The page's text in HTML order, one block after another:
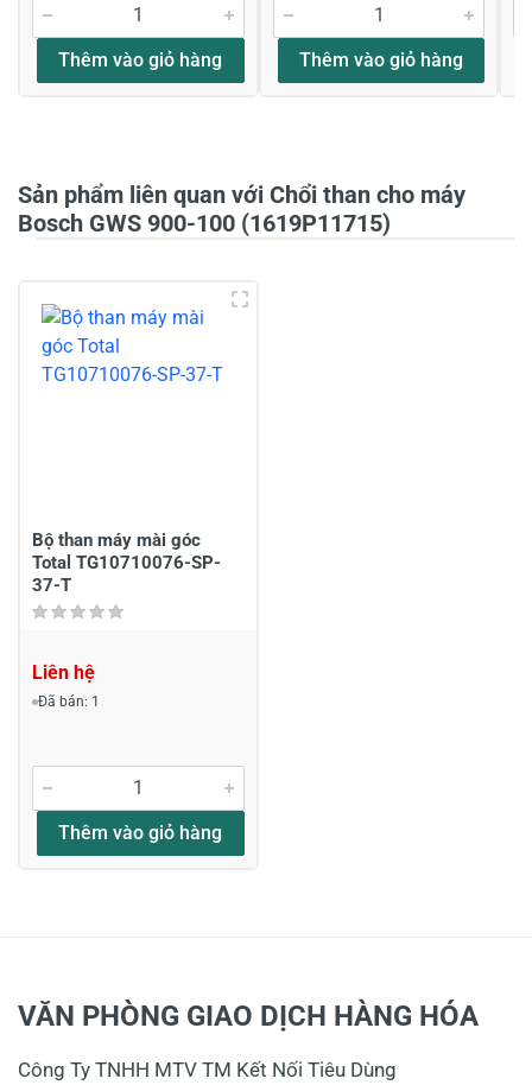
Đánh giá sao
Tiêu đề của nhận xét *
Viết nhận xét của bạn vào bên dưới
Gửi nhận xét
Thêm vào giỏ hàng Thêm vào giỏ hàng
Sản phẩm liên quan với Chổi than cho máy
Bosch GWS 900-100 (1619P11715)
Bộ than máy mài góc
Total TG10710076-SP-
37-T
Liên hệ
Đã bán: 1
Thêm vào giỏ hàng
VĂN PHÒNG GIAO DỊCH HÀNG HÓA
Công Ty TNHH MTV TM Kết Nối Tiêu Dùng